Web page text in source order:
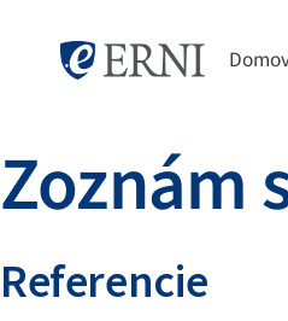
Zoznám
Referencie